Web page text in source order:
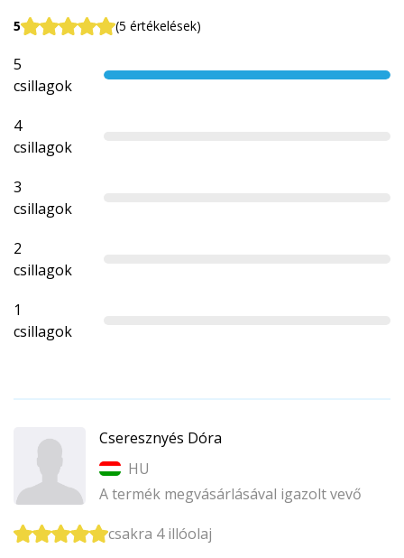
5 (5 értékelések)
5
csillagok
4
csillagok
3
csillagok
2
csillagok
1
csillagok
Cseresznyés Dóra
HU
A termék megvásárlásával igazolt vevő
csakra 4 illóolaj